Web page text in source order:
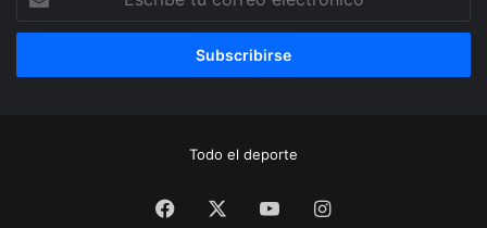
tu
correo
Todo el deporte
Facebook YouTubeInstagram